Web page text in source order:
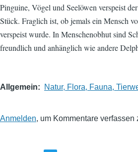
Pinguine, Vögel und Seelöwen verspeist
Stück. Fraglich ist, ob jemals ein Mensch
verspeist wurde. In Menschenobhut sind
freundlich und anhänglich wie andere
Allgemein Natur, Flora, Fauna,
Anmelden, um Kommentare verfassen